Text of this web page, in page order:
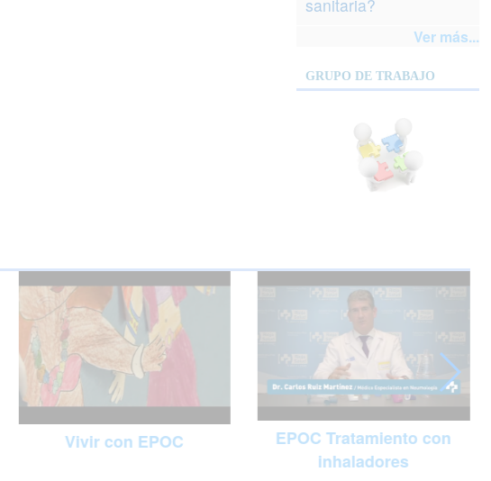
sanitaria?
Ver más...
GRUPO DE TRABAJO
Vivir con EPOC
EPOC Tratamiento con
inhaladores